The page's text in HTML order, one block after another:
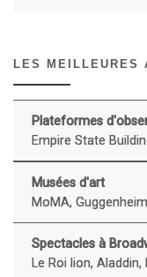
LES MEILLEURES
Plateformes
Empire State
Musées d'art
MoMA,
Spectacles à
Le Roi lion, Aladdin,